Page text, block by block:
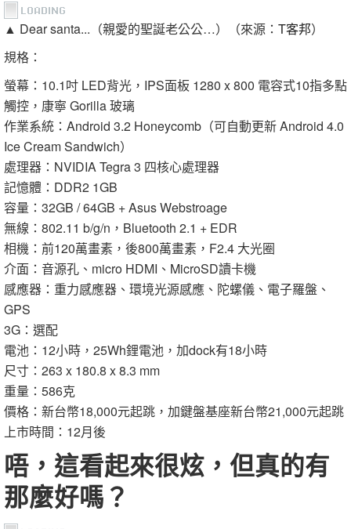
▲ Dear santa...（親愛的聖誕老公公…）（來源： T客邦）
規格：
螢幕：10.1吋 LED背光，IPS面板 1280 x 800 電容式10指多點
觸控，康寧 Gorilla 玻璃
作業系統：Android 3.2 Honeycomb（可自動更新 Android 4.0
Ice Cream Sandwich）
處理器：NVIDIA Tegra 3 四核心處理器
記憶體：DDR2 1GB
容量：32GB / 64GB + Asus Webstroage
無線：802.11 b/g/n，Bluetooth 2.1 + EDR
相機：前120萬畫素，後800萬畫素，F2.4 大光圈
介面：音源孔、micro HDMI、MicroSD讀卡機
感應器：重力感應器、環境光源感應、陀螺儀、電子羅盤、
GPS
3G：選配
電池：12小時，25Wh鋰電池，加dock有18小時
尺寸：263 x 180.8 x 8.3 mm
重量：586克
價格：新台幣18,000元起跳，加鍵盤基座新台幣21,000元起跳
上市時間：12月後
唔，這看起來很炫，但真的有
那麼好嗎？